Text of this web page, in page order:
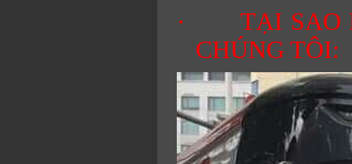
·
TẠI SAO
CHÚNG TÔI: